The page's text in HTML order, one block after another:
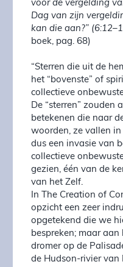
voor de vergelding
Dag van zijn
kan die aan?”
boek, pag. 68)
“Sterren die uit de
het “bovenste” of
collectieve
De “sterren” zouden
betekenen die naar
woorden, ze vallen
dus een invasie van
collectieve
gezien, één van de
van het Zelf.
In The Creation of
opzicht een zeer
opgetekend die we
bespreken; maar
dromer op de
de Hudson-rivier van